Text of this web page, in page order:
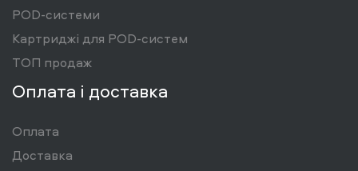
POD-системи
Картриджі для POD-систем
ТОП продаж
Оплата і доставка
Оплата
Доставка